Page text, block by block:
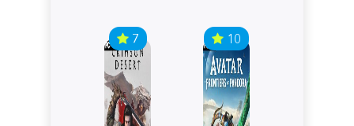
7 10